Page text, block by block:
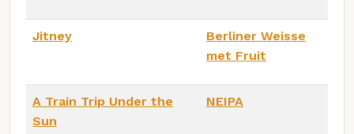
Jitney
Berliner Weisse
met Fruit
A Train Trip Under the
Sun
NEIPA